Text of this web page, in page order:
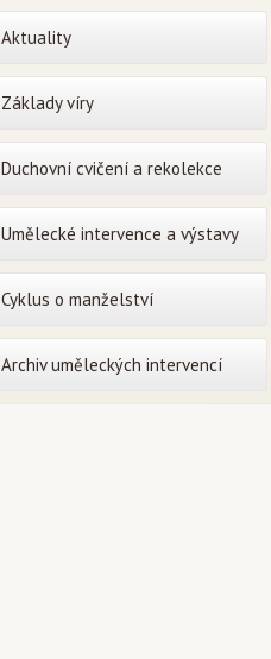
Aktuality
Základy víry
Duchovní cvičení a rekolekce
Umělecké intervence a výstavy
Cyklus o manželství
Archiv uměleckých intervencí